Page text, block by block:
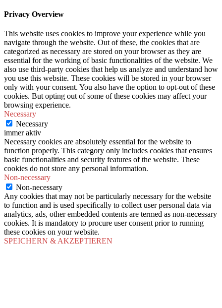
Privacy Overview
This website uses cookies to improve your experience while you
navigate through the website. Out of these, the cookies that are
categorized as necessary are stored on your browser as they are
essential for the working of basic functionalities of the website. We
also use third-party cookies that help us analyze and understand how
you use this website. These cookies will be stored in your browser
only with your consent. You also have the option to opt-out of these
cookies. But opting out of some of these cookies may affect your
browsing experience.
Necessary
Necessary
immer aktiv
Necessary cookies are absolutely essential for the website to
function properly. This category only includes cookies that ensures
basic functionalities and security features of the website. These
cookies do not store any personal information.
Non-necessary
Non-necessary
Any cookies that may not be particularly necessary for the website
to function and is used specifically to collect user personal data via
analytics, ads, other embedded contents are termed as non-necessary
cookies. It is mandatory to procure user consent prior to running
these cookies on your website.
SPEICHERN & AKZEPTIEREN